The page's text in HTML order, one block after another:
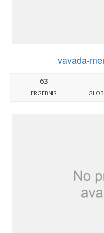
vavada-
63
ERGEBNIS